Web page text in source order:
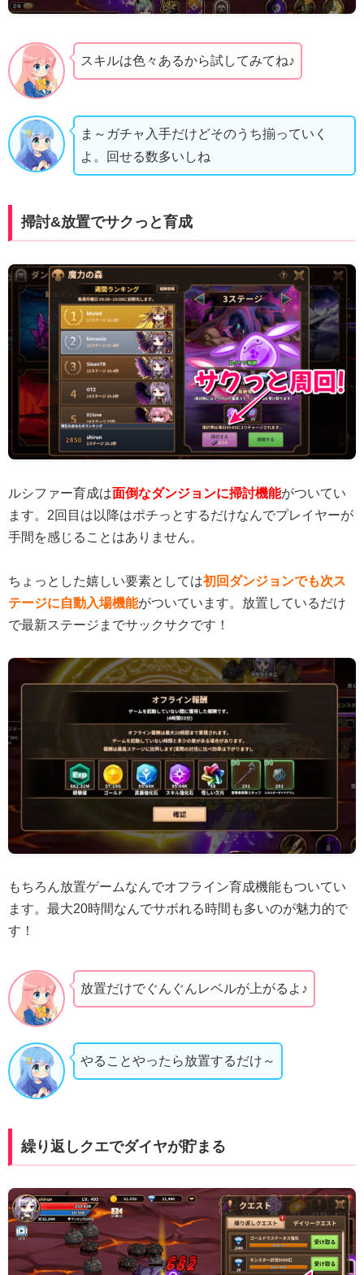
スキルは色々あるから試してみてね♪
ま～ガチャ入手だけどそのうち揃っていく
よ。回せる数多いしね
掃討&放置でサクっと育成
ルシファー育成は面倒なダンジョンに掃討機能がついてい
ます。2回目は以降はポチっとするだけなんでプレイヤーが
手間を感じることはありません。
ちょっとした嬉しい要素としては初回ダンジョンでも次ス
テージに自動入場機能がついています。放置しているだけ
で最新ステージまでサックサクです！
もちろん放置ゲームなんでオフライン育成機能もついてい
ます。最大20時間なんでサボれる時間も多いのが魅力的で
す！
放置だけでぐんぐんレベルが上がるよ♪
やることやったら放置するだけ～
繰り返しクエでダイヤが貯まる